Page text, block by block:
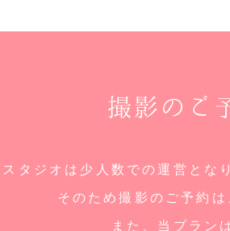
撮影のご
タジオは少人数での運営とな
そのため撮影のご予約
また、当プラン